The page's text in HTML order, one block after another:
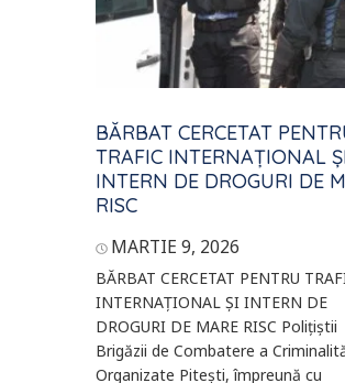
BĂRBAT CERCETAT
TRAFIC INTERNAȚIONAL
INTERN DE DROGURI DE
RISC
MARTIE 9, 2026
BĂRBAT CERCETAT PENTRU
INTERNAȚIONAL ȘI INTERN DE
DROGURI DE MARE RISC Polițiștii
Brigăzii de Combatere a
Organizate Pitești, împreună cu